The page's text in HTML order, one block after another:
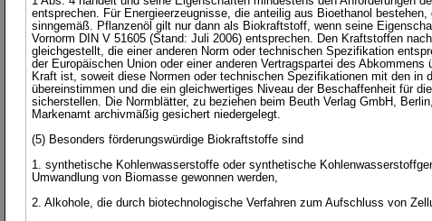
entsprechen. Für Energieerzeugnisse, die anteilig aus Bioethanol
sinngemäß. Pflanzenöl gilt nur dann als Biokraftstoff, wenn seine
Vornorm DIN V 51605 (Stand: Juli 2006) entsprechen. Den Kraftstoffen
gleichgestellt, die einer anderen Norm oder technischen Spezifikation
der Europäischen Union oder einer anderen Vertragspartei des
Kraft ist, soweit diese Normen oder technischen Spezifikationen mit den in
übereinstimmen und die ein gleichwertiges Niveau der Beschaffenheit für
sicherstellen. Die Normblätter, zu beziehen beim Beuth Verlag GmbH,
Markenamt archivmäßig gesichert niedergelegt.
(5) Besonders förderungswürdige Biokraftstoffe sind
1. synthetische Kohlenwasserstoffe oder synthetische
Umwandlung von Biomasse gewonnen werden,
2. Alkohole, die durch biotechnologische Verfahren zum Aufschluss von